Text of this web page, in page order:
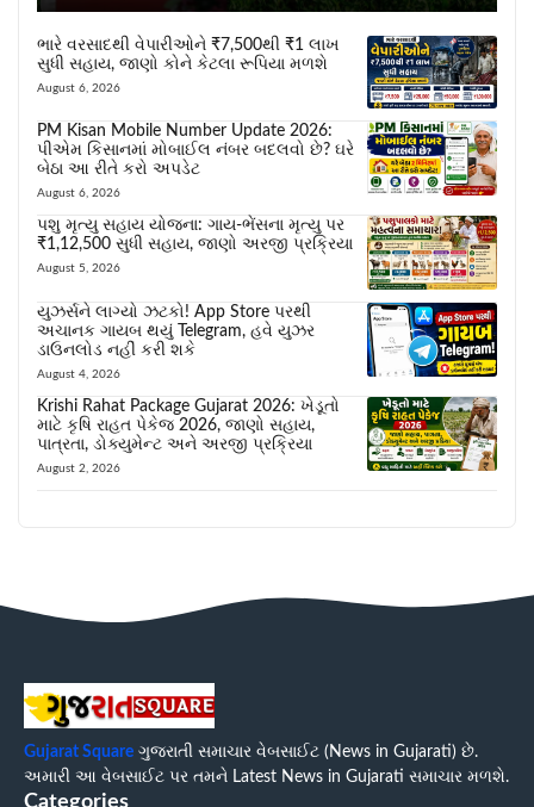
ભારે વરસાદથી વેપારીઓને ₹7,500થી ₹1 લાખ
સુધી સહાય, જાણો કોને કેટલા રૂપિયા મળશે
August 6, 2026
PM Kisan Mobile Number Update 2026:
પીએમ કિસાનમાં મોબાઈલ નંબર બદલવો છે? ઘરે
બેઠા આ રીતે કરો અપડેટ
August 6, 2026
પશુ મૃત્યુ સહાય યોજના: ગાય-ભેંસના મૃત્યુ પર
₹1,12,500 સુધી સહાય, જાણો અરજી પ્રક્રિયા
August 5, 2026
યુઝર્સને લાગ્યો ઝટકો! App Store પરથી
અચાનક ગાયબ થયું Telegram, હવે યુઝર
ડાઉનલોડ નહીં કરી શકે
August 4, 2026
Krishi Rahat Package Gujarat 2026: ખેડૂતો
માટે કૃષિ રાહત પેકેજ 2026, જાણો સહાય,
પાત્રતા, ડોક્યુમેન્ટ અને અરજી પ્રક્રિયા
August 2, 2026
Gujarat Square ગુજરાતી સમાચાર વેબસાઈટ (News in Gujarati) છે.
અમારી આ વેબસાઈટ પર તમને Latest News in Gujarati સમાચાર મળશે.
Categories